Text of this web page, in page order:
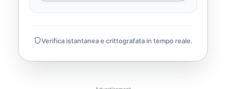
Verifica istantanea e crittografata in tempo reale.